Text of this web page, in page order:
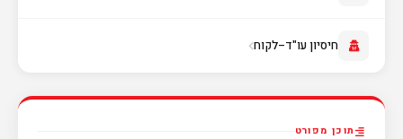
תוכן מפורט
חיסיון עו"ד–לקוח